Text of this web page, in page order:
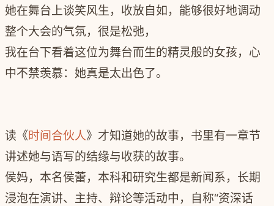
她在舞台上谈笑风生，收放自如，能够很好地调动
整个大会的气氛，很是松弛，
我在台下看着这位为舞台而生的精灵般的女孩，心
中不禁羡慕：她真是太出色了。
读《时间合伙人》才知道她的故事，书里有一章节
讲述她与语写的结缘与收获的故事。
侯妈，本名侯蕾，本科和研究生都是新闻系，长期
浸泡在演讲、主持、辩论等活动中，自称“资深话